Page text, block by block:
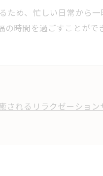
め、忙しい日常から
時間を過ごすことがで
されるリラクゼーション